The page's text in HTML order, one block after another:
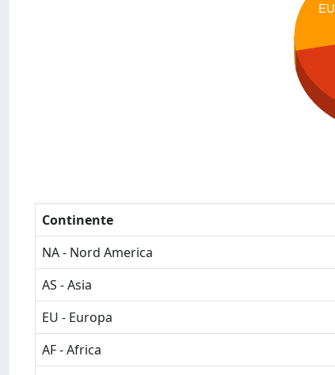
EU
Continente
NA - Nord America
AS - Asia
EU - Europa
AF - Africa